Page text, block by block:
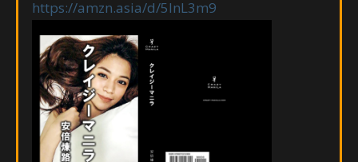
https://amzn.asia/d/5lnL3m9